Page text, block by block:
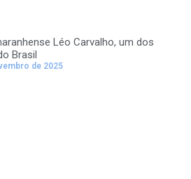
Léo Carvalho, um dos
Brasil
de 2025